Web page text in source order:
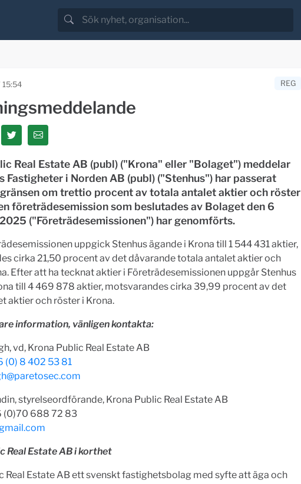
15:54 REG
Real Estate AB (publ) ("Krona" eller "Bolaget") meddelar
Fastigheter i Norden AB (publ) ("Stenhus") har passerat
om trettio procent av totala antalet aktier och röster
företrädesemission som beslutades av Bolaget den 6
("Företrädesemissionen") har genomförts.
uppgick Stenhus ägande i Krona till 1 544 431 aktier,
cirka 21,50 procent av det dåvarande totala antalet aktier och
Efter att ha tecknat aktier i Företrädesemissionen uppgår Stenhus
till 4 469 878 aktier, motsvarandes cirka 39,99 procent av det
aktier och röster i Krona.
information, vänligen kontakta:
vd, Krona Public Real Estate AB
(0) 8 402 53 81
styrelseordförande, Krona Public Real Estate AB
(0)70 688 72 83
Real Estate AB i korthet
Real Estate AB ett svenskt fastighetsbolag med syfte att äga och